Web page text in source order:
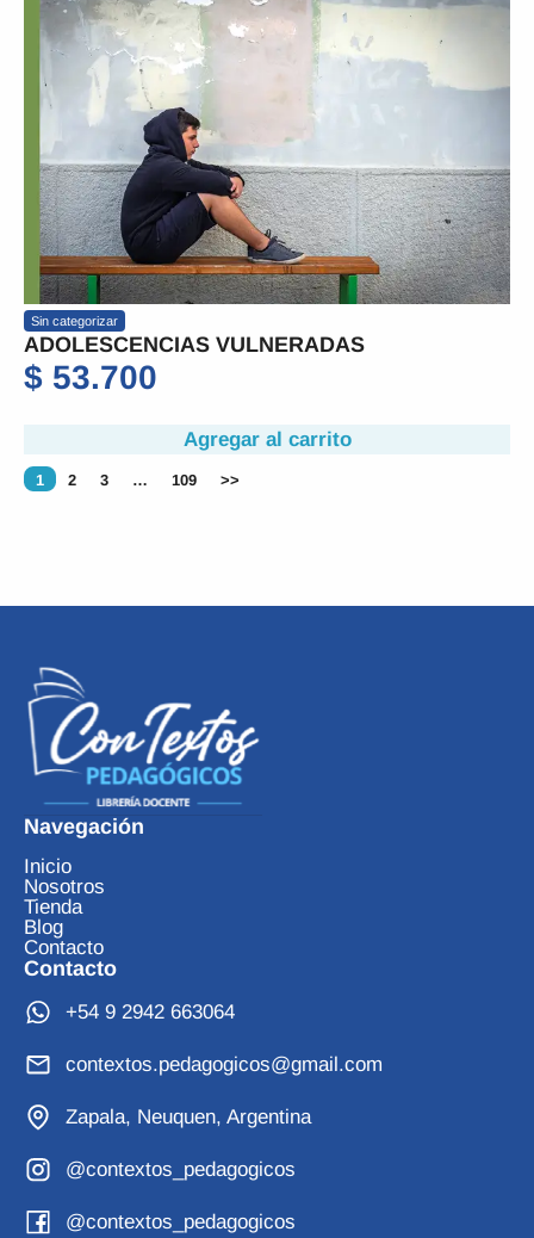
Sin categorizar
ADOLESCENCIAS VULNERADAS
$ 53.700
Agregar al carrito
1 2 3 … 109 >>
Navegación
Inicio
Nosotros
Tienda
Blog
Contacto
Contacto
+54 9 2942 663064
contextos.pedagogicos@gmail.com
Zapala, Neuquen, Argentina
@contextos_pedagogicos
@contextos_pedagogicos